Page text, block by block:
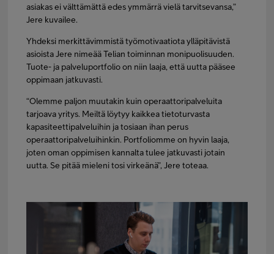
asiakas ei välttämättä edes ymmärrä vielä tarvitsevansa,”
Jere kuvailee.
Yhdeksi merkittävimmistä työmotivaatiota ylläpitävistä
asioista Jere nimeää Telian toiminnan monipuolisuuden.
Tuote- ja palveluportfolio on niin laaja, että uutta pääsee
oppimaan jatkuvasti.
“Olemme paljon muutakin kuin operaattoripalveluita
tarjoava yritys. Meiltä löytyy kaikkea tietoturvasta
kapasiteettipalveluihin ja tosiaan ihan perus
operaattoripalveluihinkin. Portfoliomme on hyvin laaja,
joten oman oppimisen kannalta tulee jatkuvasti jotain
uutta. Se pitää mieleni tosi virkeänä”, Jere toteaa.